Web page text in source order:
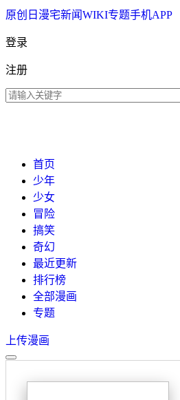
原创 日漫宅新闻WIKI专题手机APP
登录
注册
首页
少年
少女
冒险
搞笑
奇幻
最近更新
排行榜
全部漫画
专题
上传漫画